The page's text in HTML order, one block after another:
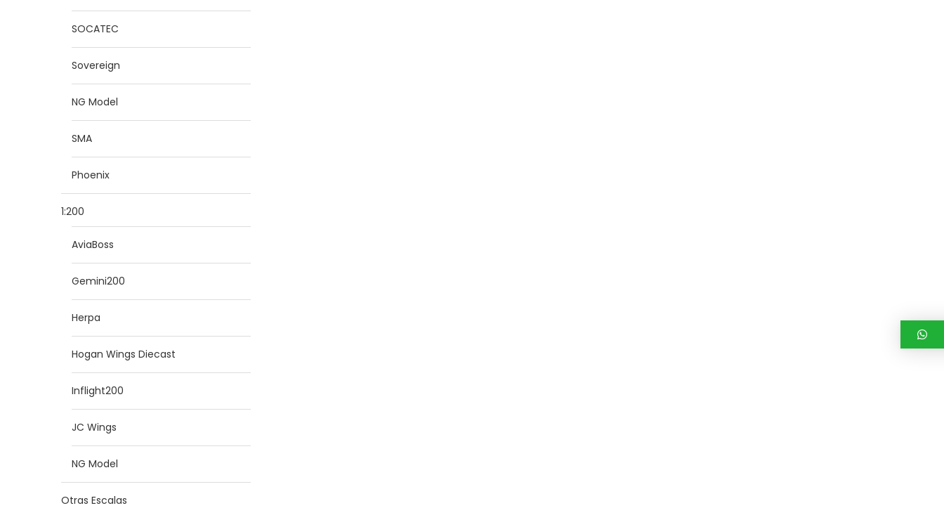
SOCATEC
Sovereign
NG Model
SMA
Phoenix
1:200
AviaBoss
Gemini200
Herpa
Hogan Wings Diecast
Inflight200
JC Wings
NG Model
Otras Escalas